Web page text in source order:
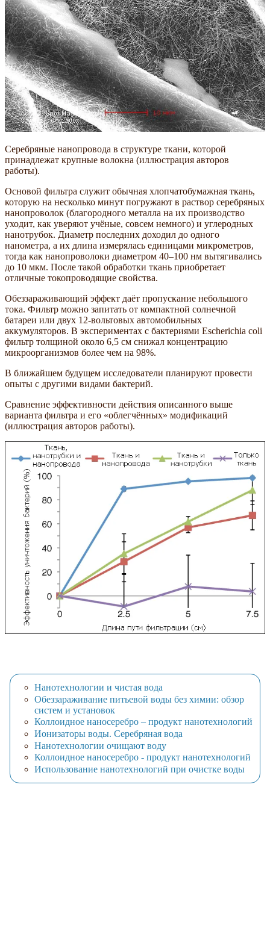
Серебряные нанопровода в структуре ткани, которой
принадлежат крупные волокна (иллюстрация авторов
работы).
Основой фильтра служит обычная хлопчатобумажная ткань,
которую на несколько минут погружают в раствор серебряных
нанопроволок (благородного металла на их производство
уходит, как уверяют учёные, совсем немного) и углеродных
нанотрубок. Диаметр последних доходил до одного
нанометра, а их длина измерялась единицами микрометров,
тогда как нанопроволоки диаметром 40–100 нм вытягивались
до 10 мкм. После такой обработки ткань приобретает
отличные токопроводящие свойства.
Обеззараживающий эффект даёт пропускание небольшого
тока. Фильтр можно запитать от компактной солнечной
батареи или двух 12-вольтовых автомобильных
аккумуляторов. В экспериментах с бактериями Escherichia coli
фильтр толщиной около 6,5 см снижал концентрацию
микроорганизмов более чем на 98%.
В ближайшем будущем исследователи планируют провести
опыты с другими видами бактерий.
Сравнение эффективности действия описанного выше
варианта фильтра и его «облегчённых» модификаций
(иллюстрация авторов работы).
Нанотехнологии и чистая вода
Обеззараживание питьевой воды без химии: обзор
систем и установок
Коллоидное наносеребро – продукт нанотехнологий
Ионизаторы воды. Серебряная вода
Нанотехнологии очищают воду
Коллоидное наносеребро - продукт нанотехнологий
Использование нанотехнологий при очистке воды